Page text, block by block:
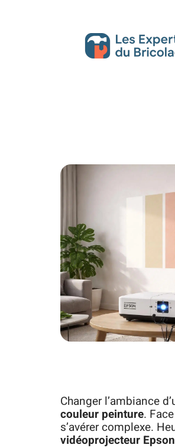
Changer l’ambiance
couleur peinture.
s’avérer complexe.
vidéoprojecteur Epson